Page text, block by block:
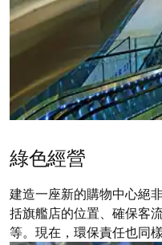
綠色經營
建造一座新的購物中心絕
括旗艦店的位置、確保客
等。現在，環保責任也同樣